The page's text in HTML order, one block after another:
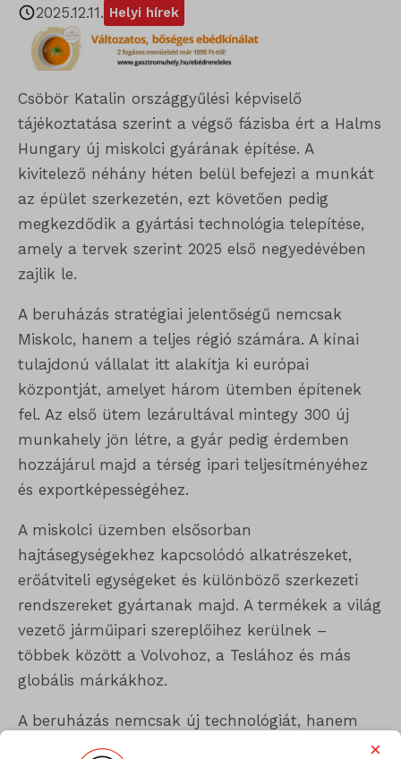
2025.12.11. Helyi hírek
Csöbör Katalin országgyűlési képviselő
tájékoztatása szerint a végső fázisba ért a Halms
Hungary új miskolci gyárának építése. A
kivitelező néhány héten belül befejezi a munkát
az épület szerkezetén, ezt követően pedig
megkezdődik a gyártási technológia telepítése,
amely a tervek szerint 2025 első negyedévében
zajlik le.
A beruházás stratégiai jelentőségű nemcsak
Miskolc, hanem a teljes régió számára. A kínai
tulajdonú vállalat itt alakítja ki európai
központját, amelyet három ütemben építenek
fel. Az első ütem lezárultával mintegy 300 új
munkahely jön létre, a gyár pedig érdemben
hozzájárul majd a térség ipari teljesítményéhez
és exportképességéhez.
A miskolci üzemben elsősorban
hajtásegységekhez kapcsolódó alkatrészeket,
erőátviteli egységeket és különböző szerkezeti
rendszereket gyártanak majd. A termékek a világ
vezető járműipari szereplőihez kerülnek –
többek között a Volvohoz, a Teslához és más
globális márkákhoz.
A beruházás nemcsak új technológiát, hanem
hosszú távú ipari stabilitást is hoz a térségbe. A ×